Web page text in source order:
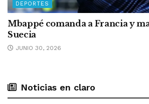
DEPORTES
Mbappé comanda a Francia y
Suecia
JUNIO 30, 2026
Noticias en claro